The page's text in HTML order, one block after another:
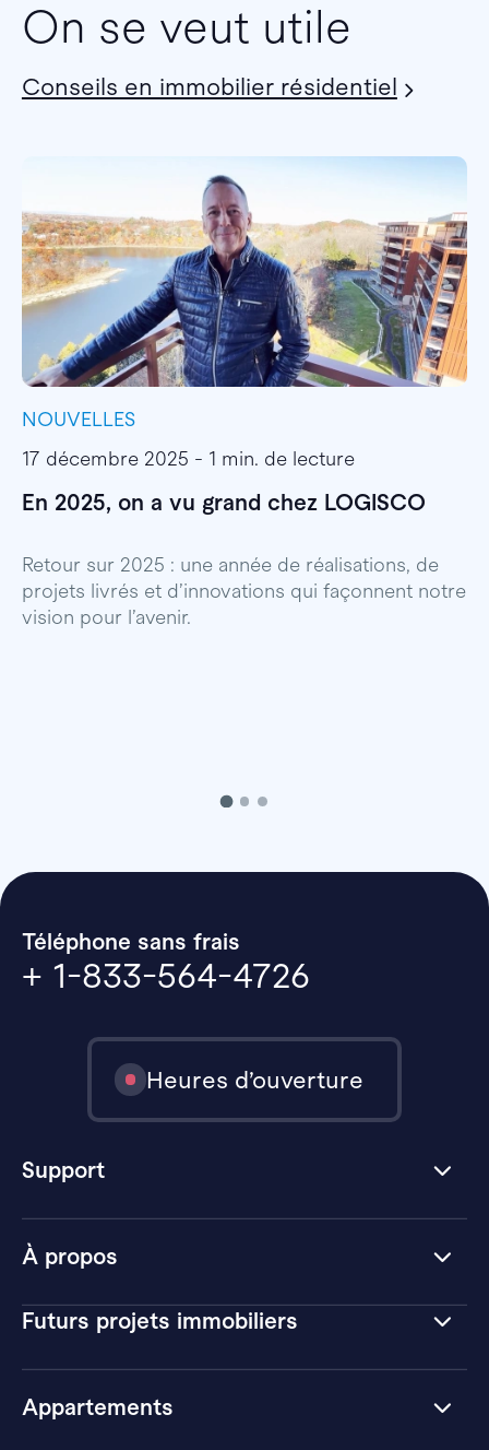
On se veut utile
Conseils en immobilier résidentiel
NOUVELLES
17 décembre 2025 - 1 min. de lecture
En 2025, on a vu grand chez LOGISCO
Retour sur 2025 : une année de réalisations, de
projets livrés et d’innovations qui façonnent notre
vision pour l’avenir.
À propos
Futurs projets immobiliers
Appartements
Téléphone sans frais
+ 1-833-564-4726
Heures d’ouverture
Support